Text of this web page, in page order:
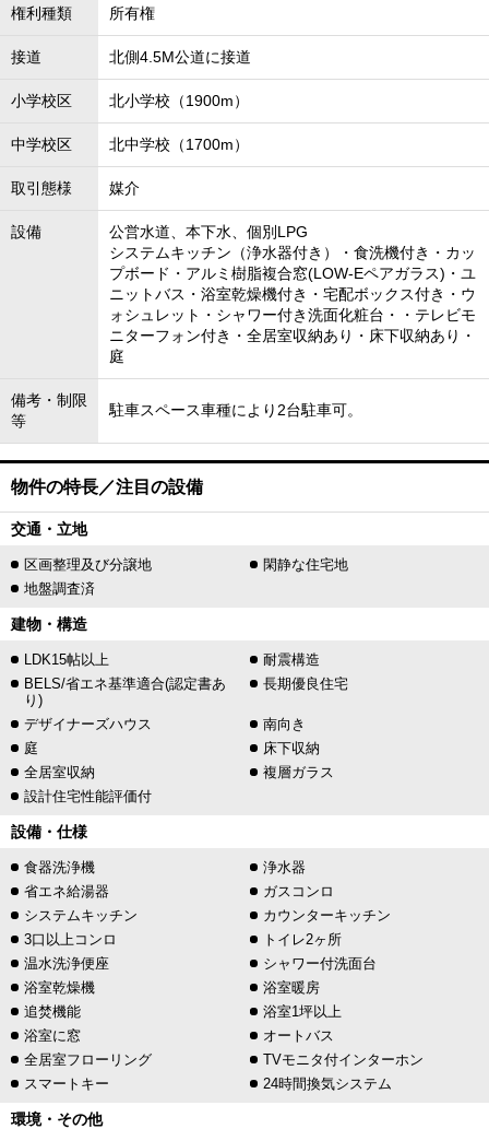
権利種類 所有権
接道 北側4.5M公道に接道
小学校区 北小学校（1900m）
中学校区 北中学校（1700m）
取引態様 媒介
設備
公営水道、本下水、個別LPG
システムキッチン（浄水器付き）・食洗機付き・カッ
プボード・アルミ樹脂複合窓(LOW-Eペアガラス)・ユ
ニットバス・浴室乾燥機付き・宅配ボックス付き・ウ
ォシュレット・シャワー付き洗面化粧台・・テレビモ
ニターフォン付き・全居室収納あり・床下収納あり・
庭
備考・制限
等
駐車スペース車種により2台駐車可。
物件の特長／注目の設備
交通・立地
区画整理及び分譲地
閑静な住宅地
地盤調査済
建物・構造
LDK15帖以上
耐震構造
BELS/省エネ基準適合(認定書あ
り)
長期優良住宅
デザイナーズハウス
南向き
庭
床下収納
全居室収納
複層ガラス
設計住宅性能評価付
設備・仕様
食器洗浄機
浄水器
省エネ給湯器
ガスコンロ
システムキッチン
カウンターキッチン
3口以上コンロ
トイレ2ヶ所
温水洗浄便座
シャワー付洗面台
浴室乾燥機
浴室暖房
追焚機能
浴室1坪以上
浴室に窓
オートバス
全居室フローリング
TVモニタ付インターホン
スマートキー
24時間換気システム
環境・その他